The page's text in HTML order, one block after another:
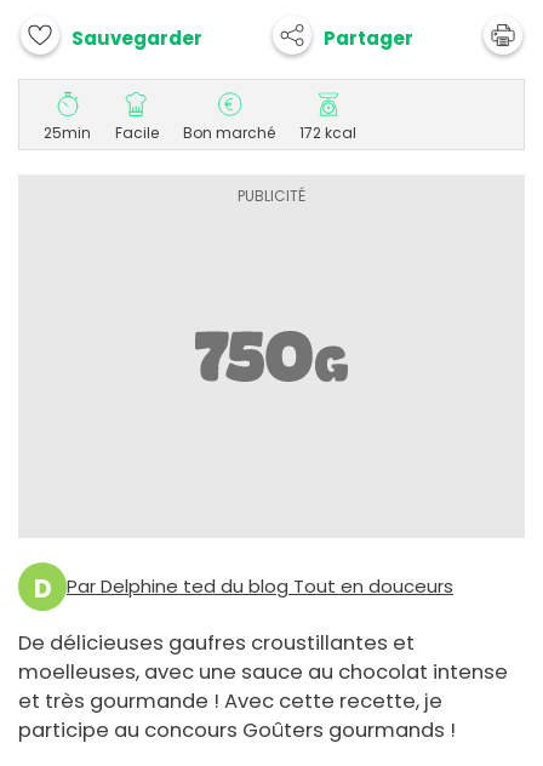
Sauvegarder Partager
25min Facile Bon marché 172 kcal
D Par Delphine ted du blog Tout en douceurs
De délicieuses gaufres croustillantes et
moelleuses, avec une sauce au chocolat intense
et très gourmande ! Avec cette recette, je
participe au concours Goûters gourmands !